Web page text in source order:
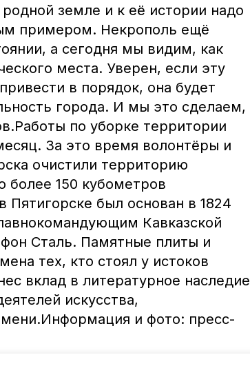
земле и к её истории надо
примером. Некрополь ещё
а сегодня мы видим, как
места. Уверен, если эту
в порядок, она будет
города. И мы это сделаем,
по уборке территории
За это время волонтёры и
очистили территорию
более 150 кубометров
был основан в 1824
Кавказской
Сталь. Памятные плиты и
тех, кто стоял у истоков
вклад в литературное наследие
искусства,
и фото: пресс-